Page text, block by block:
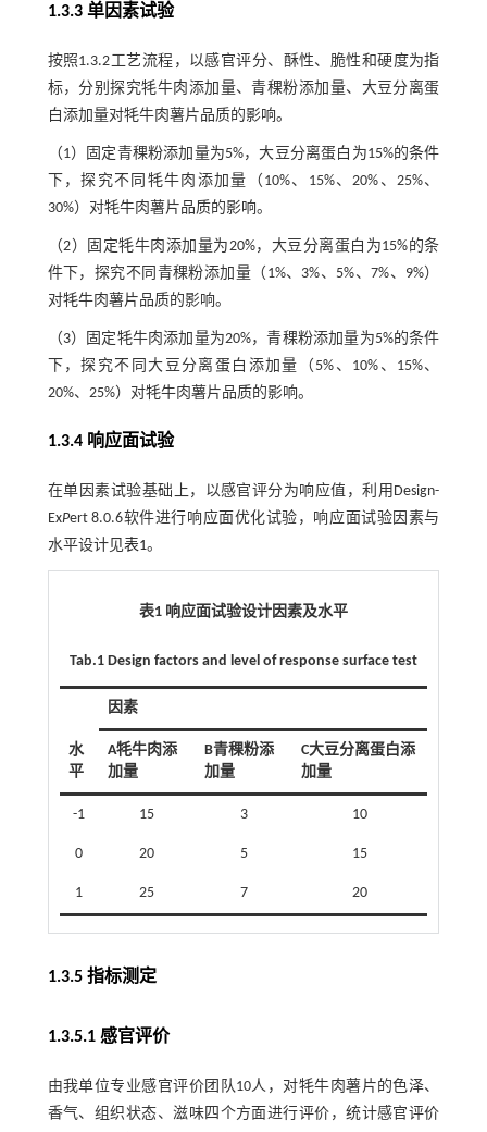
1.3.3 单因素试验
按照1.3.2工艺流程，以感官评分、酥性、脆性和硬度为指
标，分别探究牦牛肉添加量、青稞粉添加量、大豆分离蛋
白添加量对牦牛肉薯片品质的影响。
（1）固定青稞粉添加量为5%，大豆分离蛋白为15%的条件
下，探究不同牦牛肉添加量（10%、15%、20%、25%、
30%）对牦牛肉薯片品质的影响。
（2）固定牦牛肉添加量为20%，大豆分离蛋白为15%的条
件下，探究不同青稞粉添加量（1%、3%、5%、7%、9%）
对牦牛肉薯片品质的影响。
（3）固定牦牛肉添加量为20%，青稞粉添加量为5%的条件
下，探究不同大豆分离蛋白添加量（5%、10%、15%、
20%、25%）对牦牛肉薯片品质的影响。
1.3.4 响应面试验
在单因素试验基础上，以感官评分为响应值，利用Design-
ExPert 8.0.6软件进行响应面优化试验，响应面试验因素与
水平设计见表1。
表1 响应面试验设计因素及水平
Tab.1 Design factors and level of response surface test
水
平
因素
A牦牛肉添
加量
B青稞粉添
加量
C大豆分离蛋白添
加量
-1 15 3 10
0 20 5 15
1 25 7 20
1.3.5 指标测定
1.3.5.1 感官评价
由我单位专业感官评价团队10人，对牦牛肉薯片的色泽、
香气、组织状态、滋味四个方面进行评价，统计感官评价